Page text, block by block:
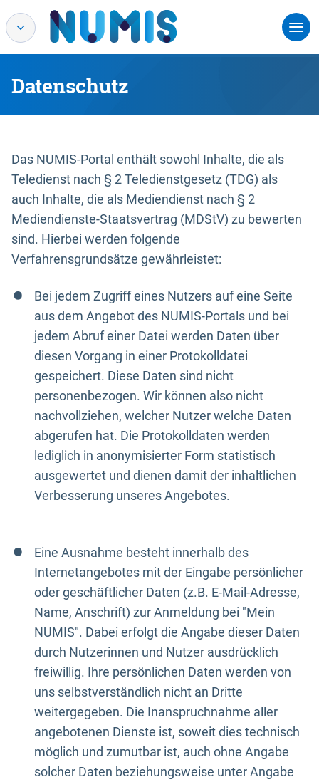
Datenschutz
Das NUMIS-Portal enthält sowohl Inhalte, die als
Teledienst nach § 2 Teledienstgesetz (TDG) als
auch Inhalte, die als Mediendienst nach § 2
Mediendienste-Staatsvertrag (MDStV) zu bewerten
sind. Hierbei werden folgende
Verfahrensgrundsätze gewährleistet:
Bei jedem Zugriff eines Nutzers auf eine Seite
aus dem Angebot des NUMIS-Portals und bei
jedem Abruf einer Datei werden Daten über
diesen Vorgang in einer Protokolldatei
gespeichert. Diese Daten sind nicht
personenbezogen. Wir können also nicht
nachvollziehen, welcher Nutzer welche Daten
abgerufen hat. Die Protokolldaten werden
lediglich in anonymisierter Form statistisch
ausgewertet und dienen damit der inhaltlichen
Verbesserung unseres Angebotes.
Eine Ausnahme besteht innerhalb des
Internetangebotes mit der Eingabe persönlicher
oder geschäftlicher Daten (z.B. E-Mail-Adresse,
Name, Anschrift) zur Anmeldung bei "Mein
NUMIS". Dabei erfolgt die Angabe dieser Daten
durch Nutzerinnen und Nutzer ausdrücklich
freiwillig. Ihre persönlichen Daten werden von
uns selbstverständlich nicht an Dritte
weitergegeben. Die Inanspruchnahme aller
angebotenen Dienste ist, soweit dies technisch
möglich und zumutbar ist, auch ohne Angabe
solcher Daten beziehungsweise unter Angabe